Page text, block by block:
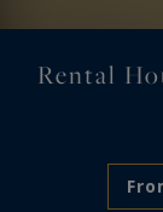
Rental